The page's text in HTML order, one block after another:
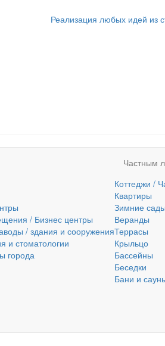
Реализация любых идей из
/ Бизнес центры
/ здания и сооружения
и стоматологии
города
Частным
Коттеджи /
Квартиры
Зимние сады
Веранды
Террасы
Крыльцо
Бассейны
Беседки
Бани и